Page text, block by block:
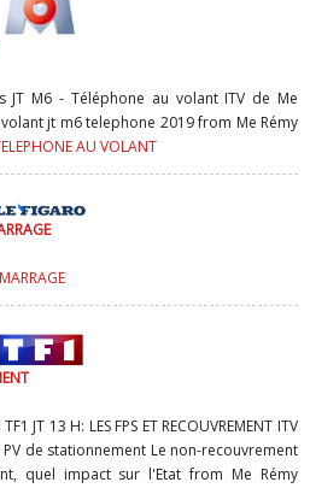
JT M6 - Téléphone au volant ITV de Me
volant jt m6 telephone 2019 from Me Rémy
AU VOLANT
JT 13 H: LES FPS ET RECOUVREMENT ITV
PV de stationnement Le non-recouvrement
quel impact sur l'Etat from Me Rémy